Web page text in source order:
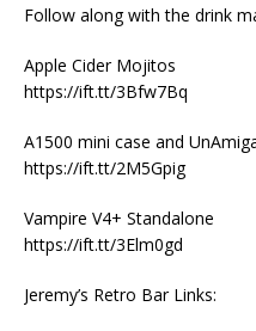
Follow along with the drink
Apple Cider Mojitos
https://ift.tt/3Bfw7Bq
A1500 mini case and
https://ift.tt/2M5Gpig
Vampire V4+ Standalone
https://ift.tt/3Elm0gd
Jeremy’s Retro Bar Links: